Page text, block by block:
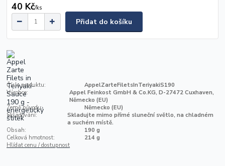
40 Kč/ks
Přidat do košíku
Číslo produktu:
AppelZarteFiletsInTeriyakiS190
Výrobce:
Appel Feinkost GmbH & Co.KG, D-27472 Cuxhaven,
Německo (EU)
Země původu:
Německo (EU)
Skladování:
Skladujte mimo přímé sluneční světlo, na chladném
a suchém místě.
Obsah:
190 g
Celková hmotnost:
214 g
Hlídat cenu / dostupnost